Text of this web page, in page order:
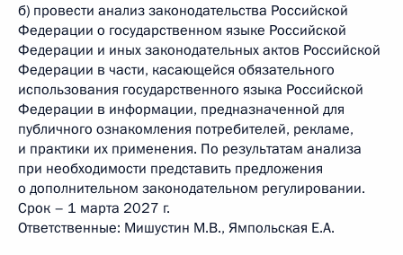
б) провести анализ законодательства Российской
Федерации о государственном языке Российской
Федерации и иных законодательных актов Российской
Федерации в части, касающейся обязательного
использования государственного языка Российской
Федерации в информации, предназначенной для
публичного ознакомления потребителей, рекламе,
и практики их применения. По результатам анализа
при необходимости представить предложения
о дополнительном законодательном регулировании.
Срок – 1 марта 2027 г.
Ответственные: Мишустин М.В., Ямпольская Е.А.